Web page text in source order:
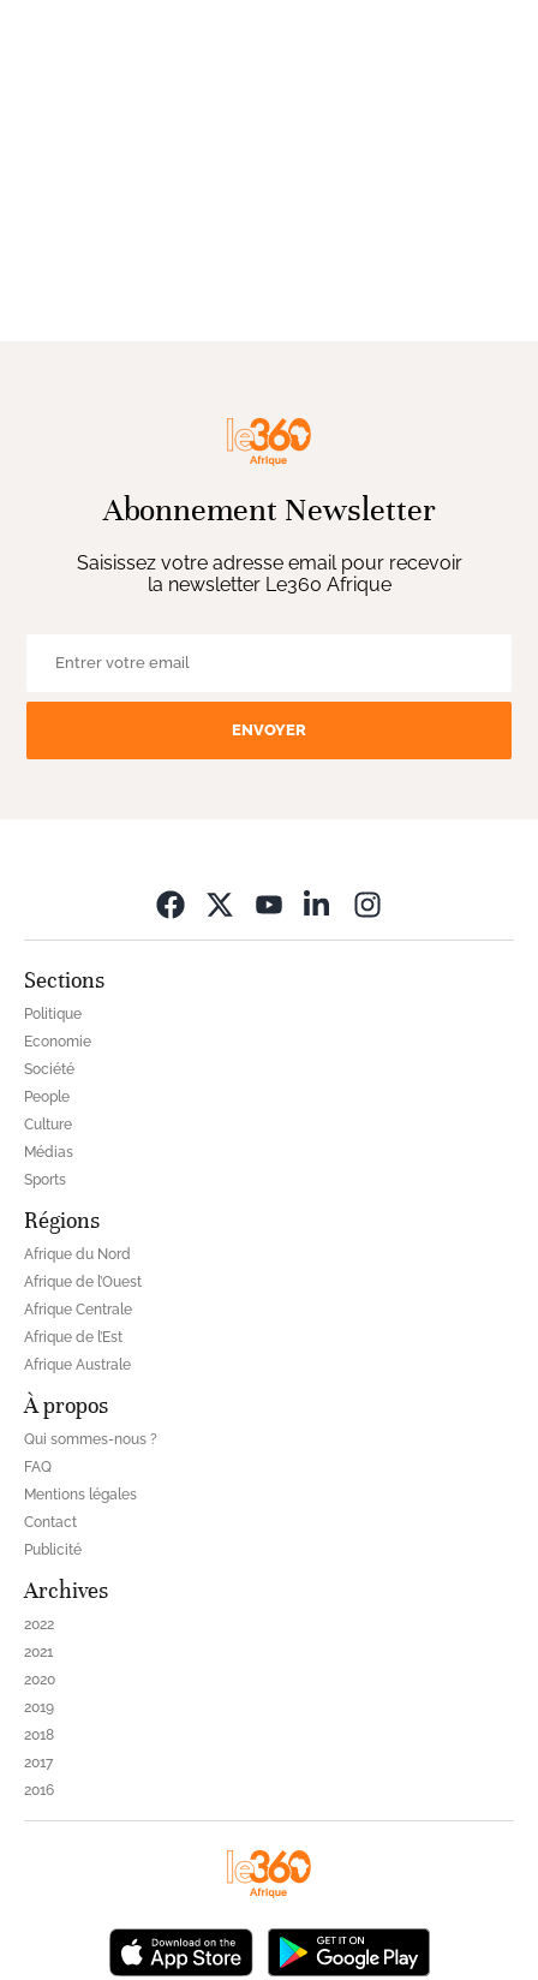
Abonnement Newsletter
Saisissez votre adresse email pour recevoir
la newsletter Le360 Afrique
ENVOYER
Sections
Politique
Economie
Société
People
Culture
Médias
Sports
Régions
Afrique du Nord
Afrique de l’Ouest
Afrique Centrale
Afrique de l’Est
Afrique Australe
À propos
Qui sommes-nous ?
FAQ
Mentions légales
Contact
Publicité
Archives
2022
2021
2020
2019
2018
2017
2016